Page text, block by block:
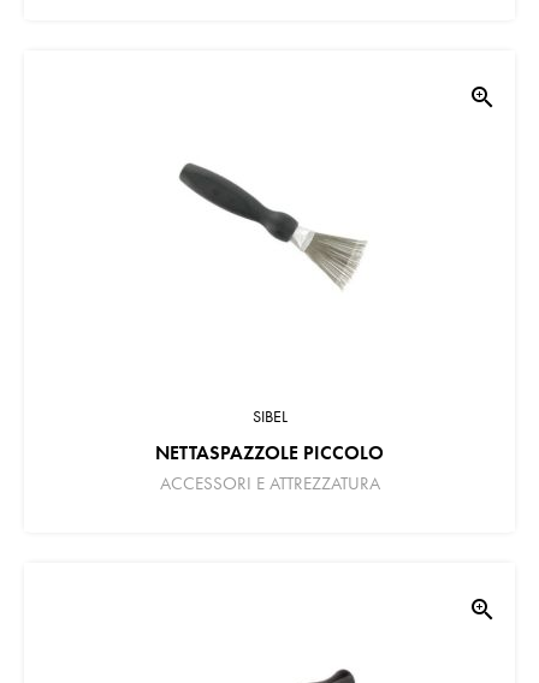
zoom_in
SIBEL
NETTASPAZZOLE PICCOLO
ACCESSORI E ATTREZZATURA
zoom_in